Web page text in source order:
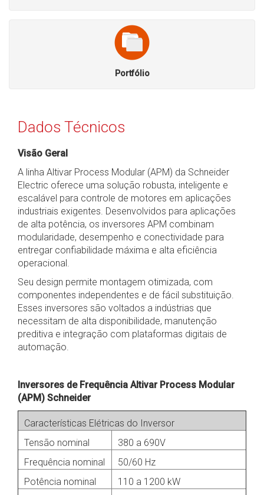
Portfólio
Dados Técnicos
Visão Geral
A linha Altivar Process Modular (APM) da Schneider
Electric oferece uma solução robusta, inteligente e
escalável para controle de motores em aplicações
industriais exigentes. Desenvolvidos para aplicações
de alta potência, os inversores APM combinam
modularidade, desempenho e conectividade para
entregar confiabilidade máxima e alta eficiência
operacional.
Seu design permite montagem otimizada, com
componentes independentes e de fácil substituição.
Esses inversores são voltados a indústrias que
necessitam de alta disponibilidade, manutenção
preditiva e integração com plataformas digitais de
automação.
Inversores de Frequência Altivar Process Modular
(APM) Schneider
Características Elétricas do Inversor
Tensão nominal
380 a 690V
Frequência nominal
50/60 Hz
Potência nominal
110 a 1200 kW